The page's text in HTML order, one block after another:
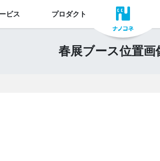
ビス プロダクト
春展ブース位置画